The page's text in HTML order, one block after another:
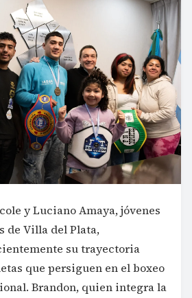
y Luciano Amaya, jóvenes
de Villa del Plata,
su trayectoria
que persiguen en el boxeo
Brandon, quien integra la